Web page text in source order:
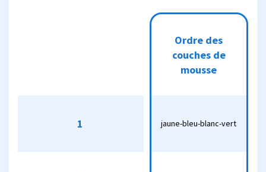
des
couches
de
Dureté
(1-10)
bleu-
4.5
Ordre des
couches de
mousse
jaune-bleu-blanc-vert
1